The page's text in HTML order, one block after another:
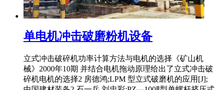
单电机冲击破磨粉机设备
立式冲击破碎机功率计算方法与电机的选择《矿山机
械》2000年10期 并结合电机拖动原理给出了立式冲击破
碎机电机的选择2 房德鸿;LPM 型立式破磨机的应用[J];